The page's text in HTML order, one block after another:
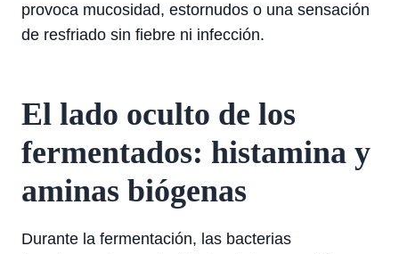
provoca mucosidad, estornudos o una sensación
de resfriado sin fiebre ni infección.
El lado oculto de los
fermentados: histamina y
aminas biógenas
Durante la fermentación, las bacterias